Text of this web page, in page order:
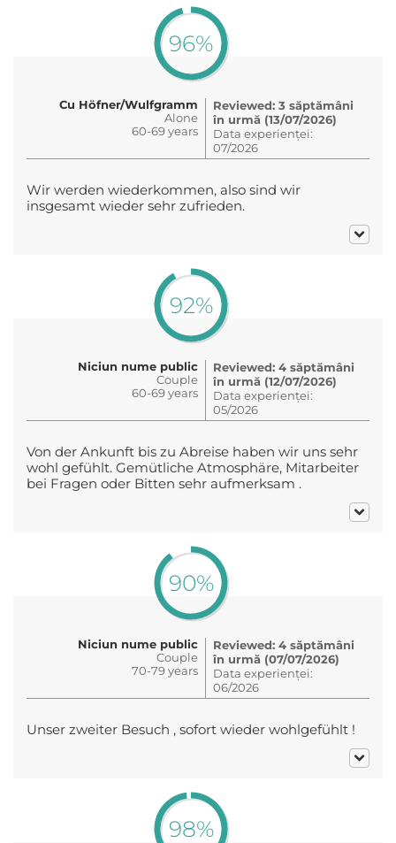
96%
Cu Höfner/Wulfgramm
Alone
60-69 years
Reviewed: 3 săptămâni
în urmă (13/07/2026)
Data experienței:
07/2026
Wir werden wiederkommen, also sind wir
insgesamt wieder sehr zufrieden.
92%
Niciun nume public
Couple
60-69 years
Reviewed: 4 săptămâni
în urmă (12/07/2026)
Data experienței:
05/2026
Von der Ankunft bis zu Abreise haben wir uns sehr
wohl gefühlt. Gemütliche Atmosphäre, Mitarbeiter
bei Fragen oder Bitten sehr aufmerksam .
90%
Niciun nume public
Couple
70-79 years
Reviewed: 4 săptămâni
în urmă (07/07/2026)
Data experienței:
06/2026
Unser zweiter Besuch , sofort wieder wohlgefühlt !
98%